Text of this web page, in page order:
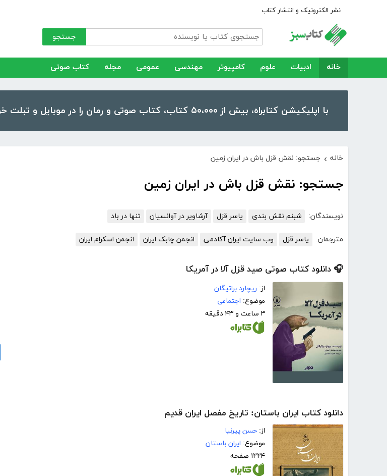
نشر الکترونیک و انتشار کتاب
جستجو
خانه ادبیات علوم کامپیوتر مهندسی عمومی مجله کتاب صوتی
با اپلیکیشن کتابراه، بیش از ۵۰،۰۰۰ کتاب، کتاب صوتی و رمان را در موبایل و تبلت خود داشته باشید!
خانه › جستجو: نقش قزل باش در ایران زمین
جستجو: نقش قزل باش در ایران زمین
نویسندگان: شبنم نقش بندی یاسر قزل آرشاویر در آوانسیان تنها در باد
مترجمان: یاسر قزل وب سایت ایران آکادمی انجمن چابک ایران انجمن اسکرام ایران
🎧 دانلود کتاب صوتی صید قزل آلا در آمریکا
از: ریچارد براتیگان
موضوع: اجتماعی
۳ ساعت و ۴۳ دقیقه
دانلود کتاب ایران باستان: تاریخ مفصل ایران قدیم
از: حسن پیرنیا
موضوع: ایران باستان
۱۲۲۴ صفحه